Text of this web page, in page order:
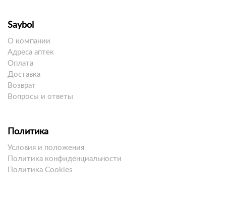
Saybol
О компании
Адреса аптек
Оплата
Доставка
Возврат
Вопросы и ответы
Политика
Условия и положения
Политика конфиденциальности
Политика Cookies